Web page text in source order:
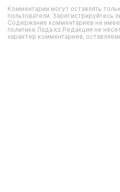
Комментарии могут оставлять
пользователи. Зарегистрируйтесь
Содержание комментариев не
политике Лада.kz.Редакция не
характер комментариев,